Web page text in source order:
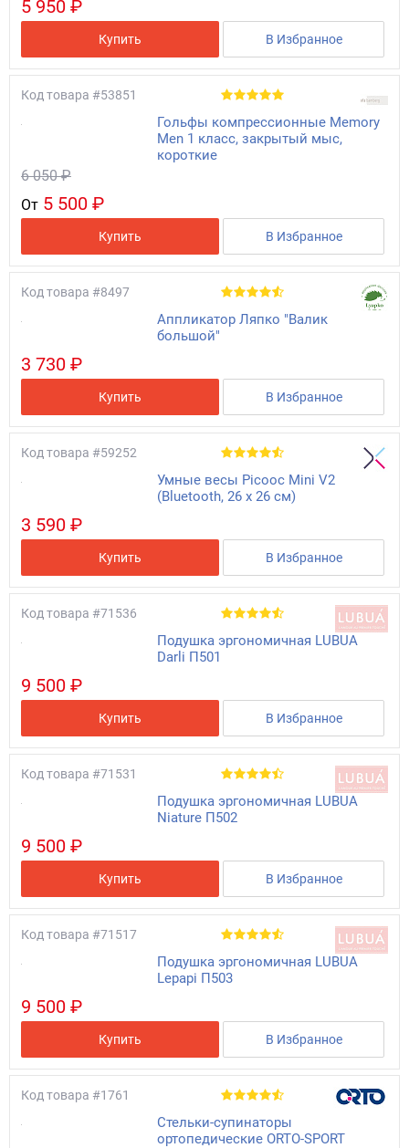
5 950 ₽
Купить В Избранное
Код товара #53851
Гольфы компрессионные Memory
Men 1 класс, закрытый мыс,
короткие
От 5 500 ₽
6 050 ₽
Купить В Избранное
Код товара #8497
Аппликатор Ляпко "Валик
большой"
3 730 ₽
Купить В Избранное
Код товара #59252
Умные весы Picooc Mini V2
(Bluetooth, 26 х 26 см)
3 590 ₽
Купить В Избранное
Код товара #71536
Подушка эргономичная LUBUA
Darli П501
9 500 ₽
Купить В Избранное
Код товара #71531
Подушка эргономичная LUBUA
Niature П502
9 500 ₽
Купить В Избранное
Код товара #71517
Подушка эргономичная LUBUA
Lepapi П503
9 500 ₽
Купить В Избранное
Код товара #1761
Стельки-супинаторы
ортопедические ORTO-SPORT